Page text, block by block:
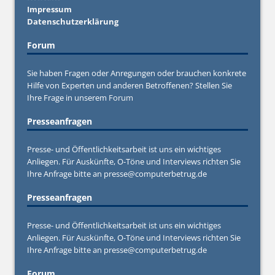
Impressum
Datenschutzerklärung
Forum
Sie haben Fragen oder Anregungen oder brauchen konkrete
Hilfe von Experten und anderen Betroffenen? Stellen Sie
Ihre Frage in unserem Forum
Presseanfragen
Presse- und Öffentlichkeitsarbeit ist uns ein wichtiges
Anliegen. Für Auskünfte, O-Töne und Interviews richten Sie
Ihre Anfrage bitte an presse@computerbetrug.de
Presseanfragen
Presse- und Öffentlichkeitsarbeit ist uns ein wichtiges
Anliegen. Für Auskünfte, O-Töne und Interviews richten Sie
Ihre Anfrage bitte an presse@computerbetrug.de